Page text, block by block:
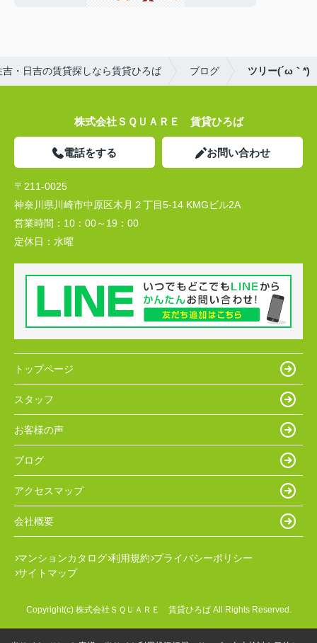
吉・日吉の賃貸探しなら賃貸ひろば ブログ ツリー(´ω｀*)
株式会社ＳＱＵＡＲＥ 賃貸ひろば
電話をする お問い合わせ
〒211-0025
神奈川県川崎市中原区木月２丁目5-14 KMGビル2A
営業時間： 10：00～19：00
定休日： 水曜
トップページ
スタッフ
お客様の声
ブログ
アクセスマップ
会社概要
マンションカタログ 利用規約 プライバシーポリシー
サイトマップ
Copyright(c) 株式会社ＳＱＵＡＲＥ 賃貸ひろば All Rights Reserved.